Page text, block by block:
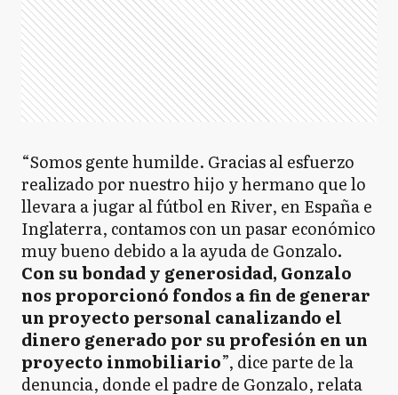
“Somos gente humilde. Gracias al esfuerzo
realizado por nuestro hijo y hermano que lo
llevara a jugar al fútbol en River, en España e
Inglaterra, contamos con un pasar económico
muy bueno debido a la ayuda de Gonzalo.
Con su bondad y generosidad, Gonzalo
nos proporcionó fondos a fin de generar
un proyecto personal canalizando el
dinero generado por su profesión en un
proyecto inmobiliario”, dice parte de la
denuncia, donde el padre de Gonzalo, relata